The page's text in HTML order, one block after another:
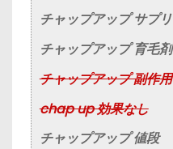
チャップアップ サプリ
チャップアップ 育毛剤
チャップアップ 副作用
chap up 効果なし
チャップアップ 値段